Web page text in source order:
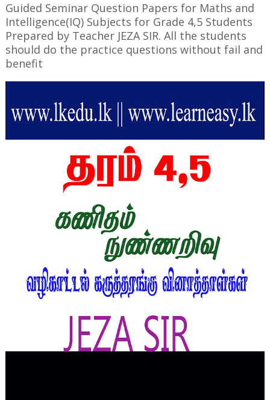
Guided Seminar Question Papers for Maths and
Intelligence(IQ) Subjects for Grade 4,5 Students
Prepared by Teacher JEZA SIR. All the students
should do the practice questions without fail and
benefit